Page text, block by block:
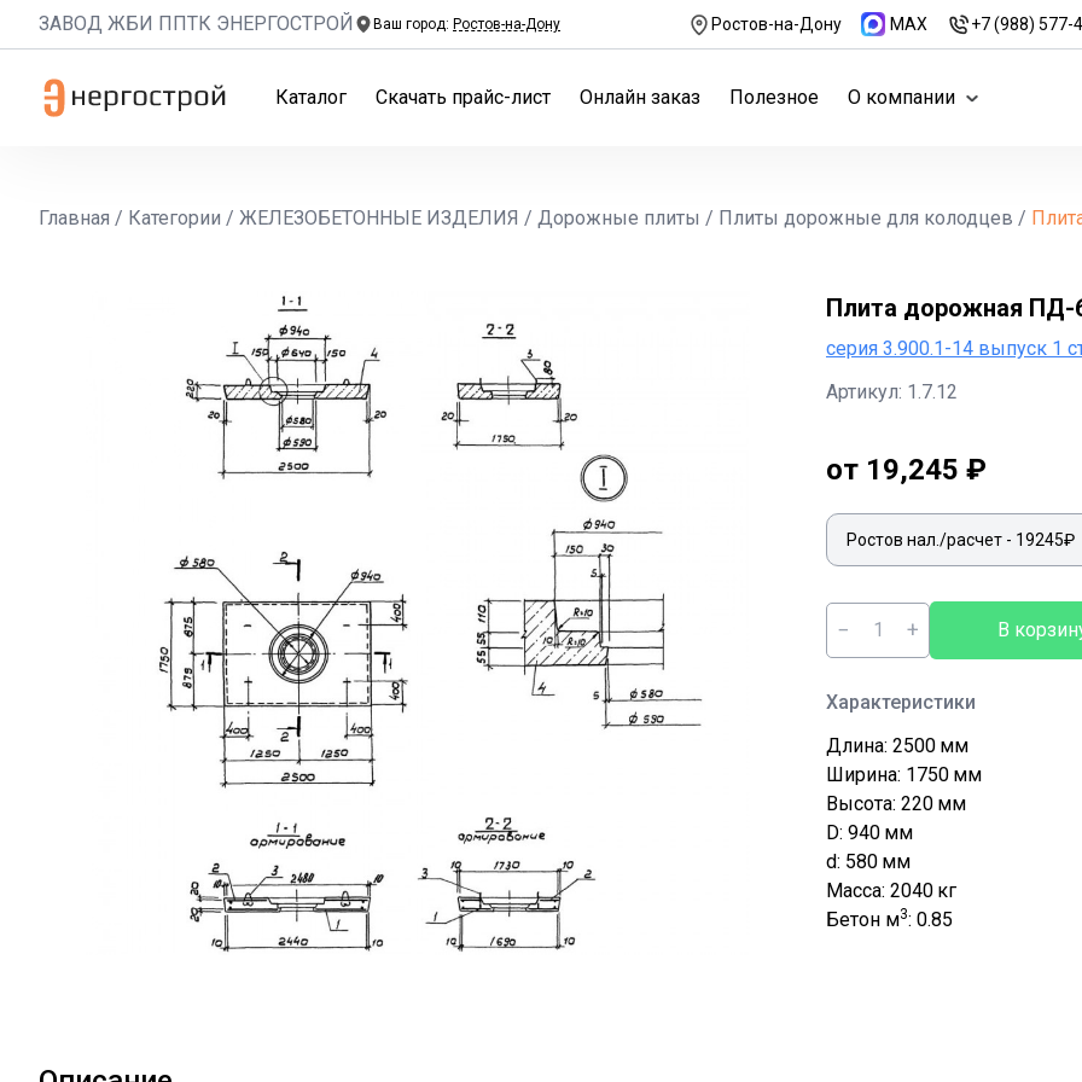
ЗАВОД ЖБИ ППТК ЭНЕРГОСТРОЙ Ваш город: Ростов-на-Дону Ростов-на-Дону MAX +7 (988) 577-
Каталог Скачать прайс-лист Онлайн заказ Полезное О компании
Главная / Категории / ЖЕЛЕЗОБЕТОННЫЕ ИЗДЕЛИЯ / Дорожные плиты / Плиты дорожные для колодцев /
Плита дорожная ПД-
серия 3.900.1-14 выпуск 1
Артикул: 1.7.12
от 19,245 ₽
− + В
Характеристики
Длина: 2500 мм
Ширина: 1750 мм
Высота: 220 мм
D: 940 мм
d: 580 мм
Масса: 2040 кг
Бетон м3: 0.85